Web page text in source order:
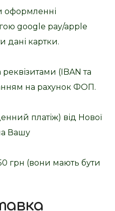
оформленні
google pay/apple
дані картки.
реквізитами (IBAN та
на рахунок ФОП.
платіж) від Нової
Вашу
грн (вони мають бути